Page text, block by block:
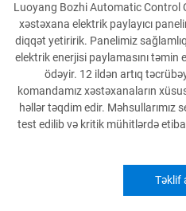
Luoyang Bozhi Automatic Control
xəstəxana elektrik paylayıcı
diqqət yetiririk. Panelimiz
elektrik enerjisi paylamasını təmin
ödəyir. 12 ildən artıq
komandamız xəstəxanaların
həllər təqdim edir. Məhsullarımız
test edilib və kritik mühitlərdə
Təklif